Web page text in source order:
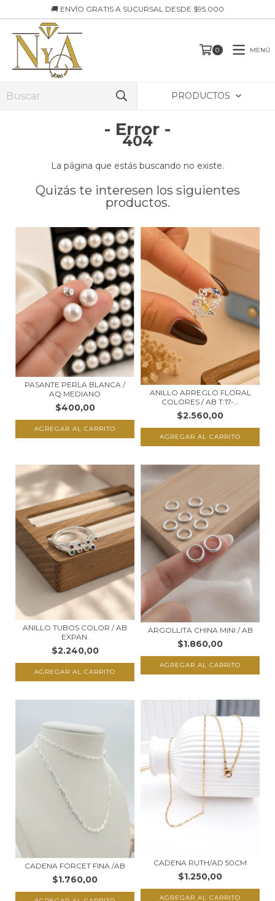
🚚 ENVÍO GRATIS A SUCURSAL DESDE $95.000
0 MENÚ
PRODUCTOS
- Error -
404
La página que estás buscando no existe.
Quizás te interesen los siguientes
productos.
PASANTE PERLA BLANCA /
AQ MEDIANO
$400,00
ANILLO ARREGLO FLORAL
COLORES / AB T:17-...
$2.560,00
ANILLO TUBOS COLOR / AB
EXPAN.
$2.240,00
ARGOLLITA CHINA MINI / AB
$1.860,00
CADENA FORCET FINA /AB
$1.760,00
CADENA RUTH/AD 50CM
$1.250,00